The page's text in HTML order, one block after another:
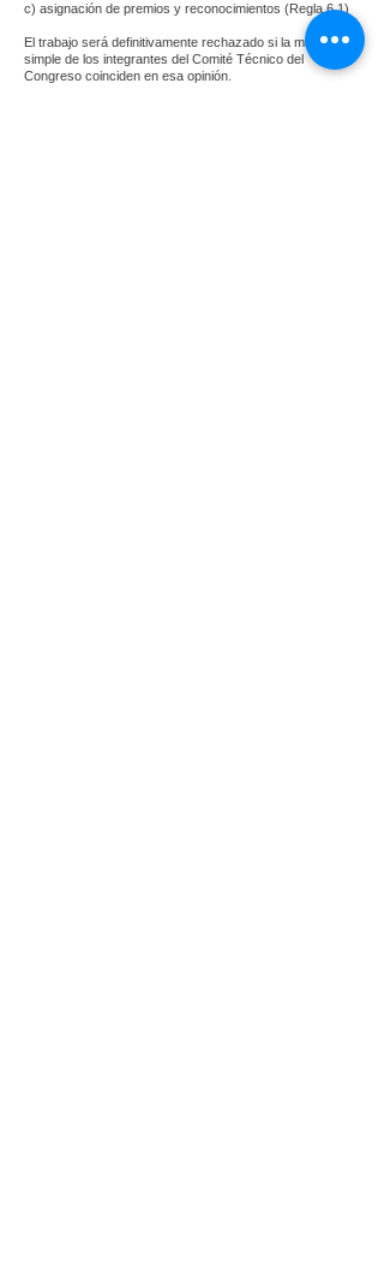
c) asignación de premios y reconocimientos (Regla 6.1)
El trabajo será definitivamente rechazado si la mayoría
simple de los integrantes del Comité Técnico del
Congreso coinciden en esa opinión.